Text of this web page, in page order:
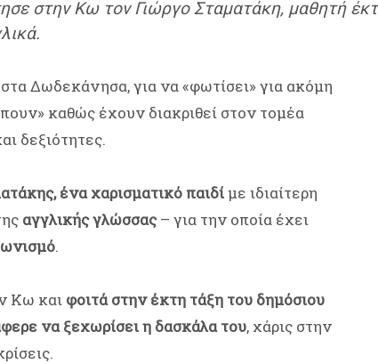
στην Κω τον Γιώργο Σταματάκη, μαθητή
Δωδεκάνησα, για να «φωτίσει» για ακόμη
καθώς έχουν διακριθεί στον τομέα
δεξιότητες.
ένα χαρισματικό παιδίμε ιδιαίτερη
αγγλικής γλώσσας– για την οποία έχει
.
Κω και φοιτά στην έκτη τάξη του δημόσιου
να ξεχωρίσει η δασκάλα του, χάρις στην